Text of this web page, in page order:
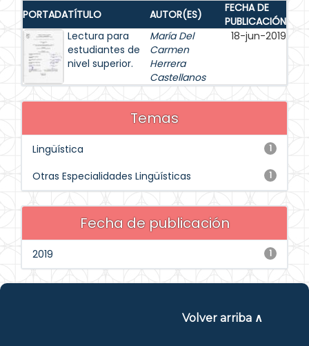
PORTADATÍTULO AUTOR(ES)
FECHA DE
PUBLICACIÓN
Lectura para
estudiantes de
nivel superior.
María Del
Carmen
Herrera
Castellanos
18-jun-2019
Temas
1
Lingüística
1
Otras Especialidades Lingüísticas
Fecha de publicación
1
2019
Volver arriba ∧